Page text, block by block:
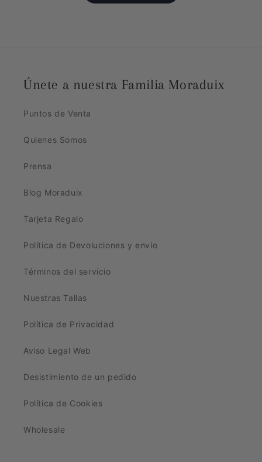
Únete a nuestra Familia Moraduix
Puntos de Venta
Quienes Somos
Prensa
Blog Moraduix
Tarjeta Regalo
Política de Devoluciones y envío
Términos del servicio
Nuestras Tallas
Política de Privacidad
Aviso Legal Web
Desistimiento de un pedido
Política de Cookies
Wholesale